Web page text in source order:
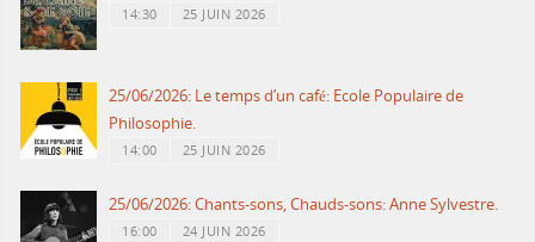
14:30 25 JUIN 2026
25/06/2026: Le temps d’un café: Ecole Populaire de
Philosophie.
14:00 25 JUIN 2026
25/06/2026: Chants-sons, Chauds-sons: Anne Sylvestre.
16:00 24 JUIN 2026